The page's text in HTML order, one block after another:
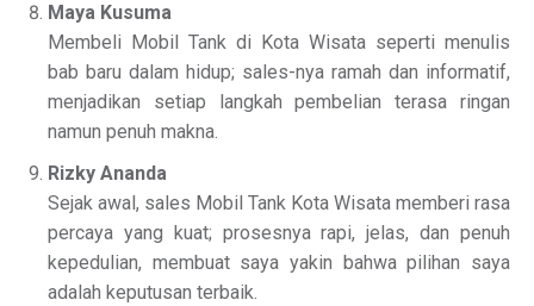
Maya Kusuma
Membeli Mobil Tank di Kota Wisata seperti menulis
bab baru dalam hidup; sales-nya ramah dan informatif,
menjadikan setiap langkah pembelian terasa ringan
namun penuh makna.
Rizky Ananda
Sejak awal, sales Mobil Tank Kota Wisata memberi rasa
percaya yang kuat; prosesnya rapi, jelas, dan penuh
kepedulian, membuat saya yakin bahwa pilihan saya
adalah keputusan terbaik.